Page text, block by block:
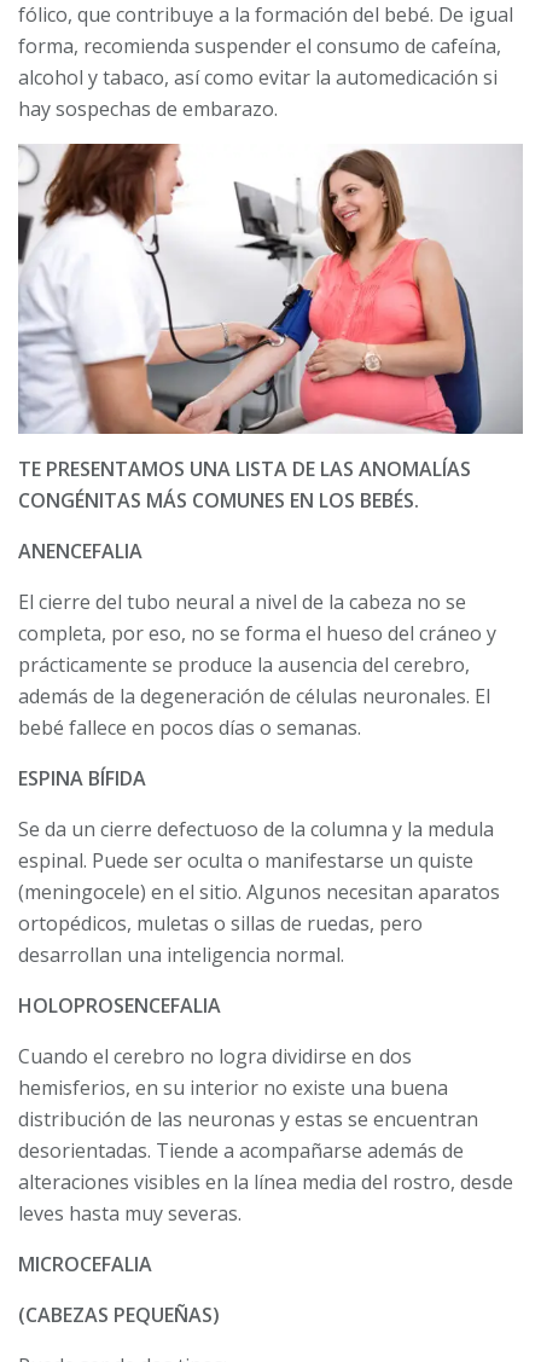
fólico, que contribuye a la formación del bebé. De igual
forma, recomienda suspender el consumo de cafeína,
alcohol y tabaco, así como evitar la automedicación si
hay sospechas de embarazo.
TE PRESENTAMOS UNA LISTA DE LAS ANOMALÍAS
CONGÉNITAS MÁS COMUNES EN LOS BEBÉS.
ANENCEFALIA
El cierre del tubo neural a nivel de la cabeza no se
completa, por eso, no se forma el hueso del cráneo y
prácticamente se produce la ausencia del cerebro,
además de la degeneración de células neuronales. El
bebé fallece en pocos días o semanas.
ESPINA BÍFIDA
Se da un cierre defectuoso de la columna y la medula
espinal. Puede ser oculta o manifestarse un quiste
(meningocele) en el sitio. Algunos necesitan aparatos
ortopédicos, muletas o sillas de ruedas, pero
desarrollan una inteligencia normal.
HOLOPROSENCEFALIA
Cuando el cerebro no logra dividirse en dos
hemisferios, en su interior no existe una buena
distribución de las neuronas y estas se encuentran
desorientadas. Tiende a acompañarse además de
alteraciones visibles en la línea media del rostro, desde
leves hasta muy severas.
MICROCEFALIA
(CABEZAS PEQUEÑAS)